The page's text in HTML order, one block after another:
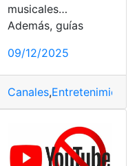
Hipotecarios
musicales…
Además, guías
09/12/2025
Canales,Entretenimiento